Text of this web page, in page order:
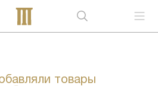
товары